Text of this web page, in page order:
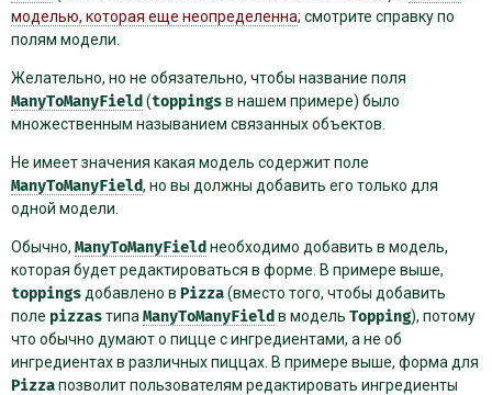
моделью, которая еще неопределенна; смотрите справку по
полям модели
Желательно, но не обязательно, чтобы название поля
ManyToManyField (toppingsв нашем примере) было
множественным называнием связанных объектов.
Не имеет значения какая модель содержит поле
ManyToManyField, но вы должны добавить его только для
одной модели.
Обычно, ManyToManyField необходимо добавить в модель,
которая будет редактироваться в форме. В примере выше,
toppings добавлено в Pizza(вместо того, чтобы добавить
поле pizzasтипа ManyToManyField в модель Topping), потому
что обычно думают о пицце с ингредиентами, а не об
ингредиентах в различных пиццах. В примере выше, форма для
Pizzaпозволит пользователям редактировать ингредиенты